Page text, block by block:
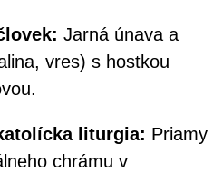
Jarná únava a
vres) s hostkou
liturgia: Priamy
chrámu v